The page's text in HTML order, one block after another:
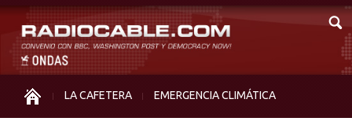
LA CAFETERA EMERGENCIA CLIMÁTICA